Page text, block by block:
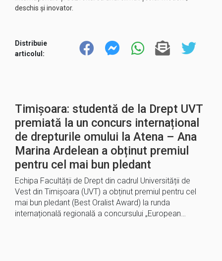
deschis și inovator.
Distribuie
articolul:
Timișoara: studentă de la Drept UVT
premiată la un concurs internațional
de drepturile omului la Atena – Ana
Marina Ardelean a obținut premiul
pentru cel mai bun pledant
Echipa Facultății de Drept din cadrul Universității de
Vest din Timișoara (UVT) a obținut premiul pentru cel
mai bun pledant (Best Oralist Award) la runda
internațională regională a concursului „European…